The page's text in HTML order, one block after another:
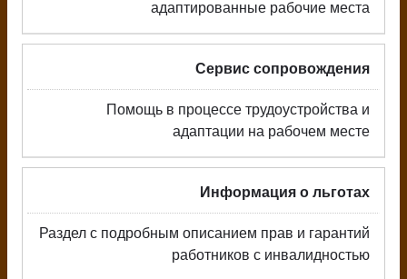
адаптированные рабочие места
Сервис сопровождения
Помощь в процессе трудоустройства и
адаптации на рабочем месте
Информация о льготах
Раздел с подробным описанием прав и гарантий
работников с инвалидностью